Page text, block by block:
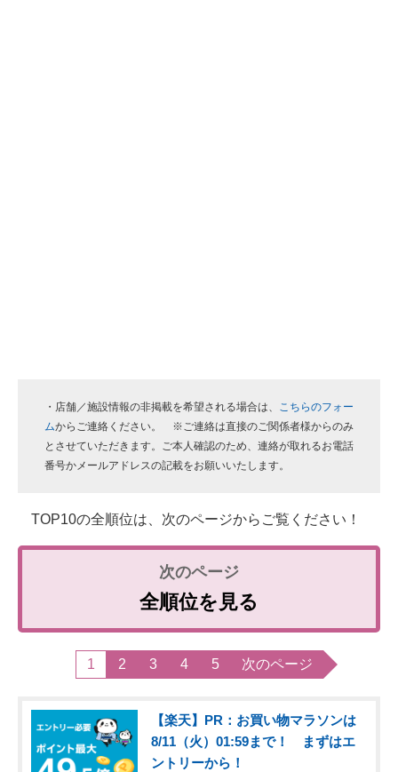
・店舗／施設情報の非掲載を希望される場合は、 こちらのフォー
ムからご連絡ください。 ※ご連絡は直接のご関係者様からのみ
とさせていただきます。ご本人確認のため、連絡が取れるお電話
番号かメールアドレスの記載をお願いいたします。
TOP10の全順位は、次のページからご覧ください！
全順位を見る
1 2 3 4 5 次のページ
【楽天】PR：お買い物マラソンは
8/11（火）01:59まで！ まずはエ
ントリーから！